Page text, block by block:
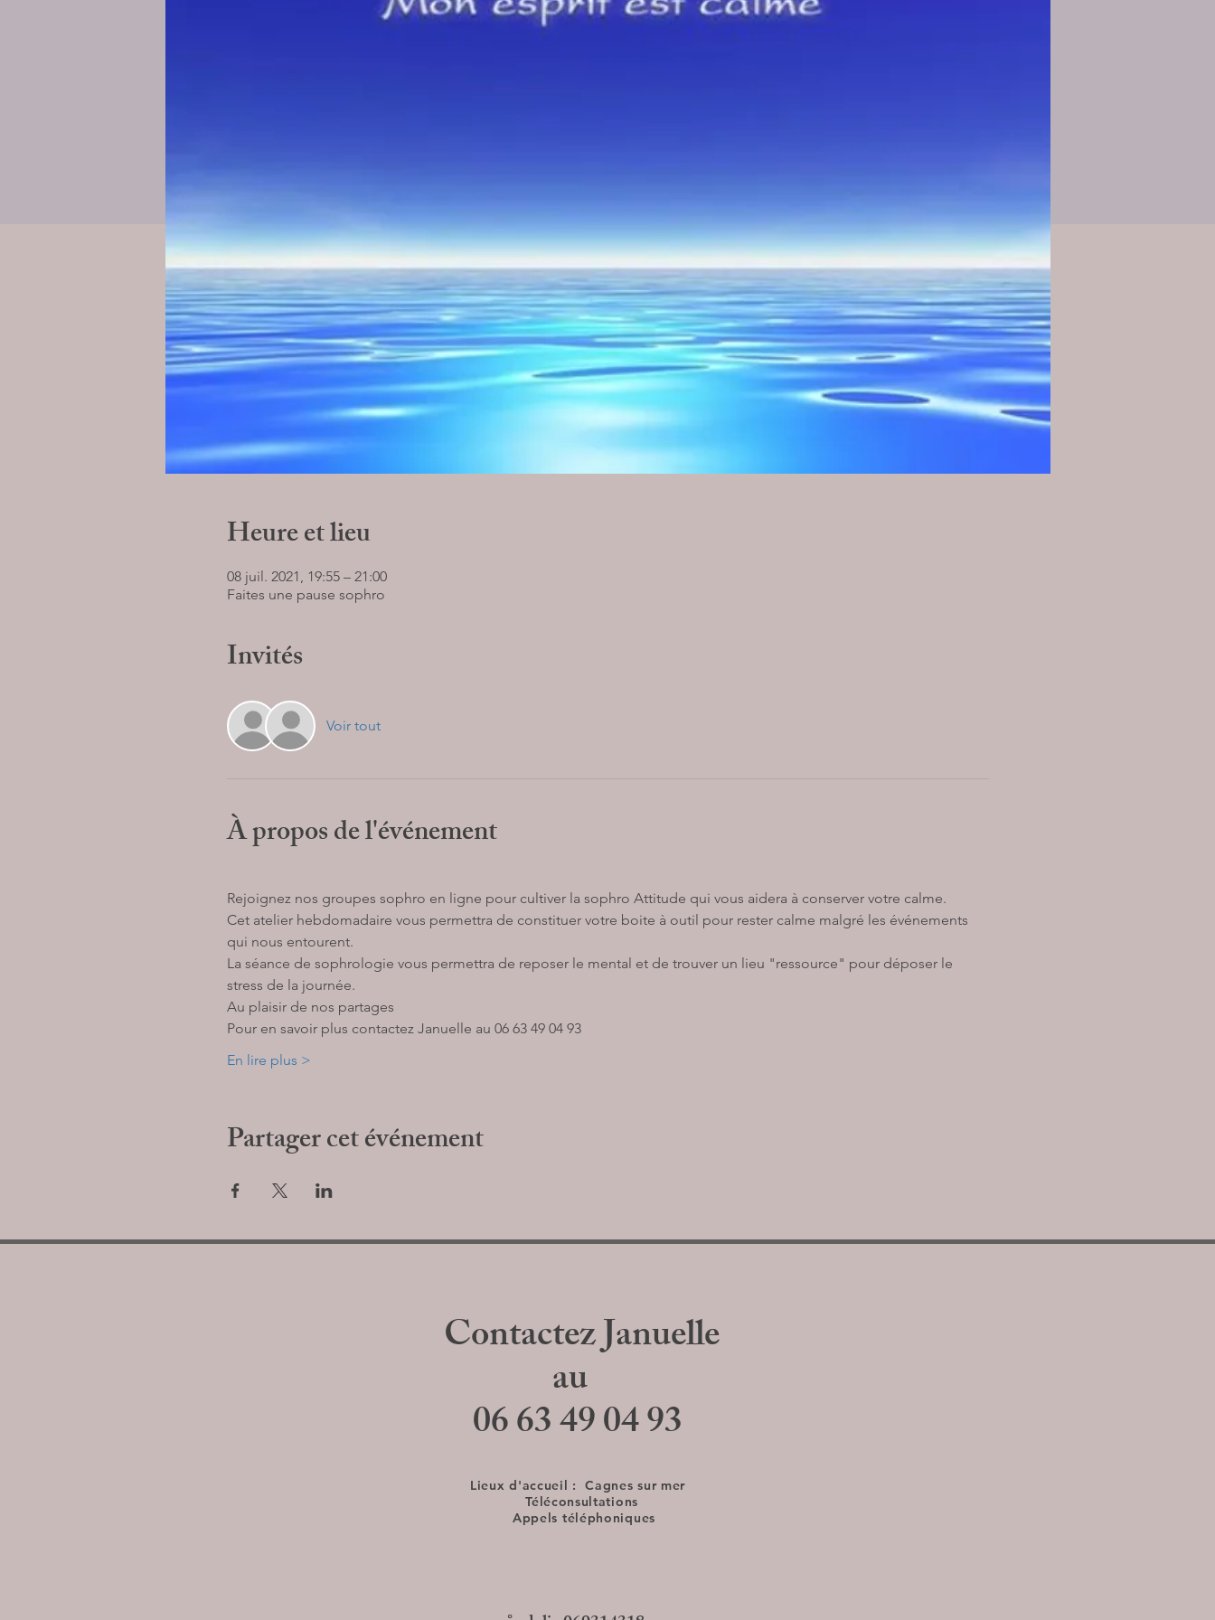
Heure et lieu
08 juil. 2021, 19:55 – 21:00
Faites une pause sophro
Invités
Voir tout
À propos de l'événement
Rejoignez nos groupes sophro en ligne pour cultiver la sophro Attitude qui vous aidera à conserver votre calme.
Cet atelier hebdomadaire vous permettra de constituer votre boite à outil pour rester calme malgré les événements
qui nous entourent.
La séance de sophrologie vous permettra de reposer le mental et de trouver un lieu "ressource" pour déposer le
stress de la journée.
Au plaisir de nos partages
Pour en savoir plus contactez Januelle au 06 63 49 04 93
En lire plus >
Partager cet événement
Contactez Januelle
au
06 63 49 04 93
Lieux d'accueil :Cagnes sur mer
Téléconsultations
Appels téléphoniques